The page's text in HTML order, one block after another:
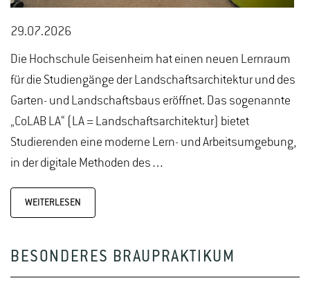
29.07.2026
Die Hochschule Geisenheim hat einen neuen Lernraum
für die Studiengänge der Landschaftsarchitektur und des
Garten- und Landschaftsbaus eröffnet. Das sogenannte
„CoLAB LA“ (LA = Landschaftsarchitektur) bietet
Studierenden eine moderne Lern- und Arbeitsumgebung,
in der digitale Methoden des…
WEITERLESEN
BESONDERES BRAUPRAKTIKUM